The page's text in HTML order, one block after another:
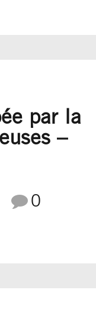
par la
–
0